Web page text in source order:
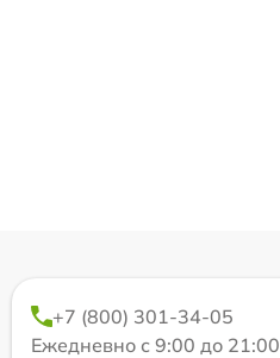
+7 (800) 301-34-05
Ежедневно с 9:00 до 21:00